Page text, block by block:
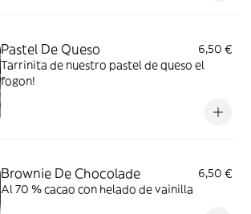
Pastel De Queso
6,50 €
Tarrinita de nuestro pastel de queso el
fogon!
Brownie De Chocolade
6,50 €
Al 70 % cacao con helado de vainilla